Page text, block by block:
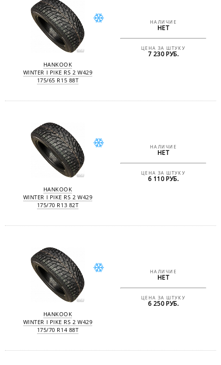
HANKOOK
WINTER I PIKE RS 2 W429
175/65 R15 88T
НАЛИЧИЕ
НЕТ
ЦЕНА ЗА ШТУКУ
7 230 РУБ.
HANKOOK
WINTER I PIKE RS 2 W429
175/70 R13 82T
НАЛИЧИЕ
НЕТ
ЦЕНА ЗА ШТУКУ
6 110 РУБ.
HANKOOK
WINTER I PIKE RS 2 W429
175/70 R14 88T
НАЛИЧИЕ
НЕТ
ЦЕНА ЗА ШТУКУ
6 250 РУБ.